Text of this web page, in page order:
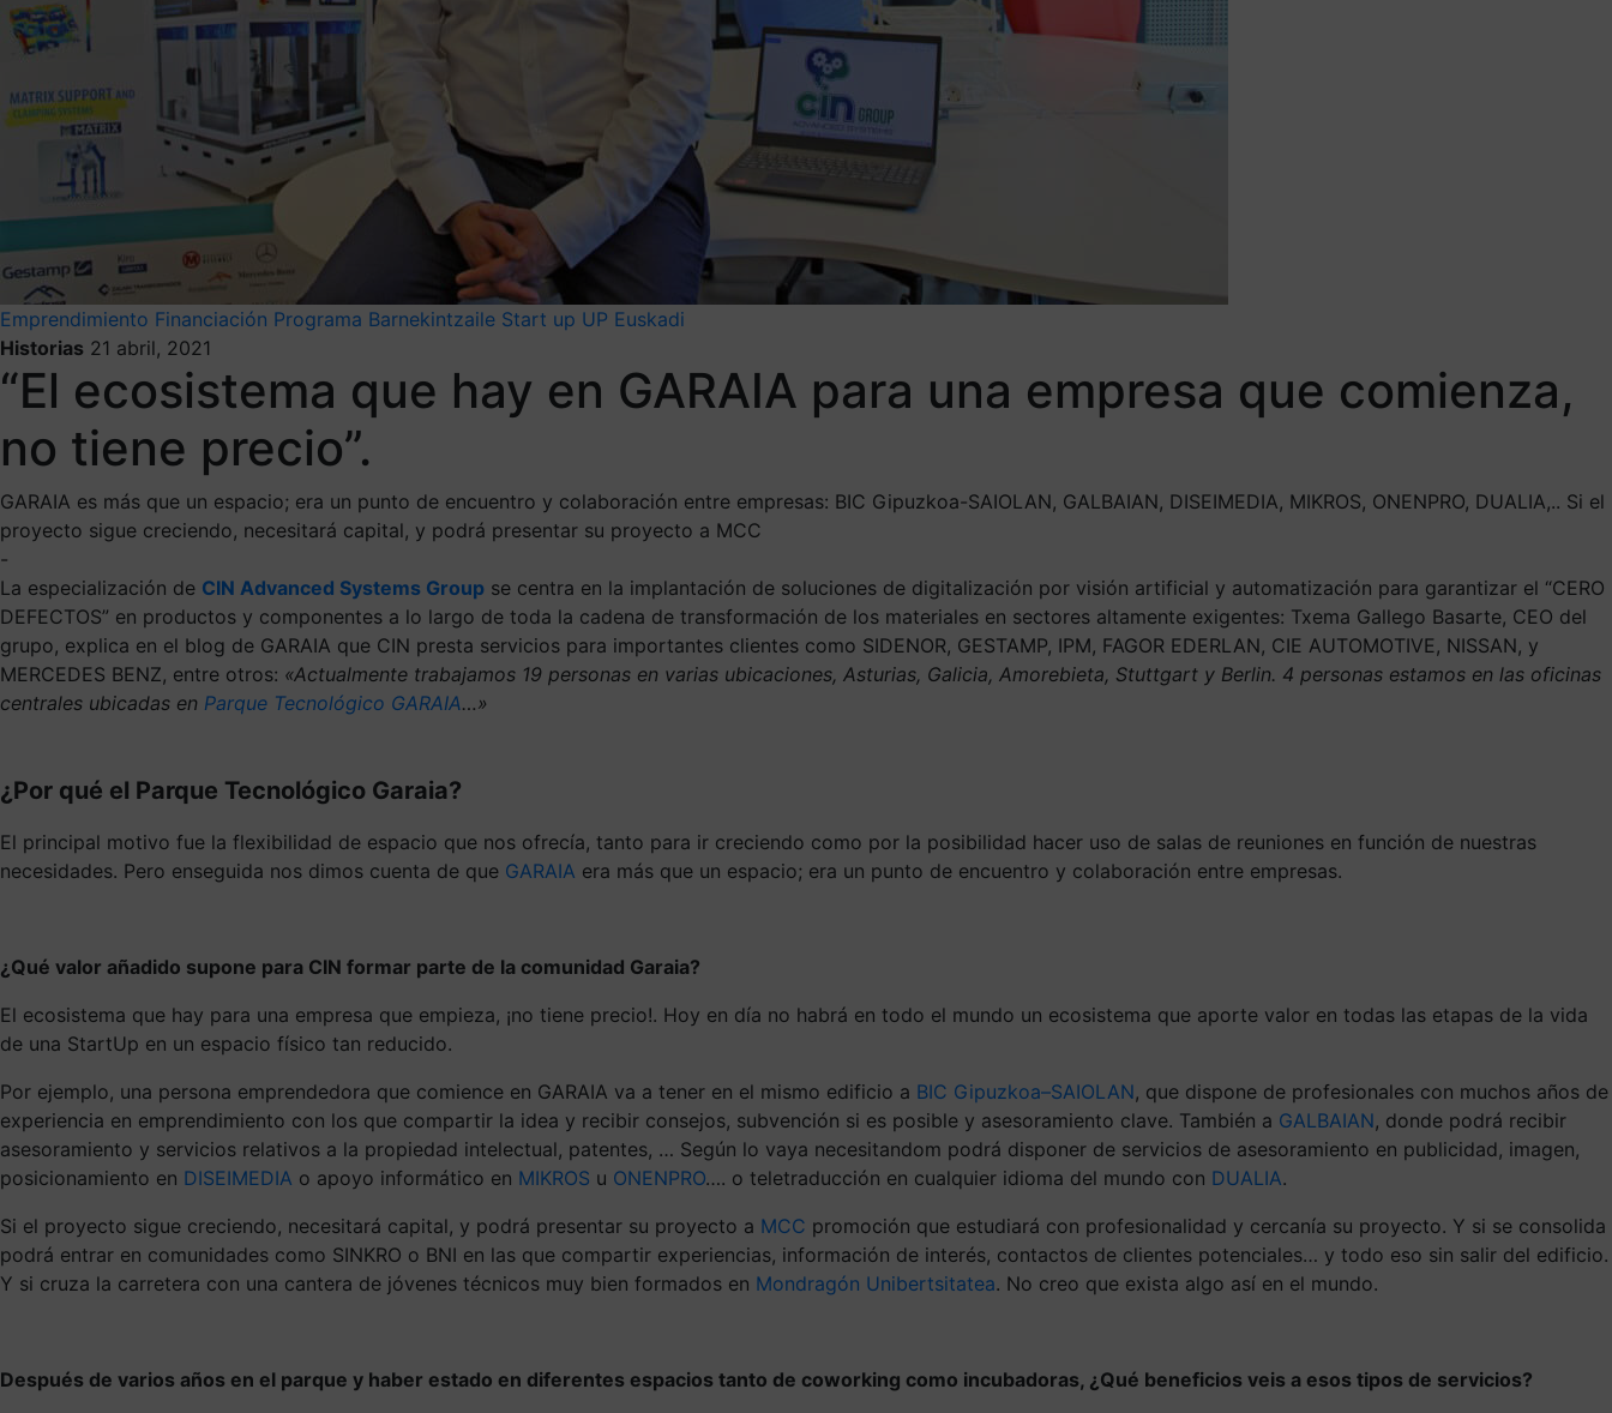
Emprendimiento Financiación Programa Barnekintzaile Start up UP Euskadi
Historias 21 abril, 2021
“El ecosistema que hay en GARAIA para una empresa que comienza,
no tiene precio”.
GARAIA es más que un espacio; era un punto de encuentro y colaboración entre empresas: BIC Gipuzkoa-SAIOLAN, GALBAIAN, DISEIMEDIA, MIKROS, ONENPRO, DUALIA,.. Si el
proyecto sigue creciendo, necesitará capital, y podrá presentar su proyecto a MCC
-
La especialización de CIN Advanced Systems Group se centra en la implantación de soluciones de digitalización por visión artificial y automatización para garantizar el “CERO
DEFECTOS” en productos y componentes a lo largo de toda la cadena de transformación de los materiales en sectores altamente exigentes: Txema Gallego Basarte, CEO del
grupo, explica en el blog de GARAIA que CIN presta servicios para importantes clientes como SIDENOR, GESTAMP, IPM, FAGOR EDERLAN, CIE AUTOMOTIVE, NISSAN, y
MERCEDES BENZ, entre otros: «Actualmente trabajamos 19 personas en varias ubicaciones, Asturias, Galicia, Amorebieta, Stuttgart y Berlin. 4 personas estamos en las oficinas
centrales ubicadas en Parque Tecnológico GARAIA…»
¿Por qué el Parque Tecnológico Garaia?
El principal motivo fue la flexibilidad de espacio que nos ofrecía, tanto para ir creciendo como por la posibilidad hacer uso de salas de reuniones en función de nuestras
necesidades. Pero enseguida nos dimos cuenta de que GARAIA era más que un espacio; era un punto de encuentro y colaboración entre empresas.
¿Qué valor añadido supone para CIN formar parte de la comunidad Garaia?
El ecosistema que hay para una empresa que empieza, ¡no tiene precio!. Hoy en día no habrá en todo el mundo un ecosistema que aporte valor en todas las etapas de la vida
de una StartUp en un espacio físico tan reducido.
Por ejemplo, una persona emprendedora que comience en GARAIA va a tener en el mismo edificio a BIC Gipuzkoa–SAIOLAN, que dispone de profesionales con muchos años de
experiencia en emprendimiento con los que compartir la idea y recibir consejos, subvención si es posible y asesoramiento clave. También a GALBAIAN, donde podrá recibir
asesoramiento y servicios relativos a la propiedad intelectual, patentes, … Según lo vaya necesitandom podrá disponer de servicios de asesoramiento en publicidad, imagen,
posicionamiento en DISEIMEDIA o apoyo informático en MIKROS u ONENPRO…. o teletraducción en cualquier idioma del mundo con DUALIA.
Si el proyecto sigue creciendo, necesitará capital, y podrá presentar su proyecto a MCC promoción que estudiará con profesionalidad y cercanía su proyecto. Y si se consolida
podrá entrar en comunidades como SINKRO o BNI en las que compartir experiencias, información de interés, contactos de clientes potenciales… y todo eso sin salir del edificio.
Y si cruza la carretera con una cantera de jóvenes técnicos muy bien formados en Mondragón Unibertsitatea. No creo que exista algo así en el mundo.
Después de varios años en el parque y haber estado en diferentes espacios tanto de coworking como incubadoras, ¿Qué beneficios veis a esos tipos de servicios?